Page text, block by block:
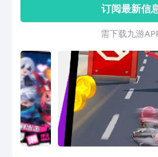
闪避、跳跃、打
种多样的跑酷玩法
贴墙跑，各种跑
剧情： 精湛的画
景，多名角色共
订阅最新信
需 下 载 九 游 A P